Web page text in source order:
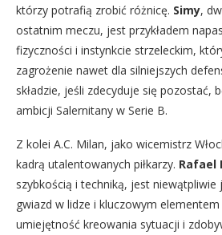
którzy potrafią zrobić różnicę. Simy,
ostatnim meczu, jest przykładem
fizyczności i instynkcie strzeleckim,
zagrożenie nawet dla silniejszych
składzie, jeśli zdecyduje się pozostać,
ambicji Salernitany w Serie B.
Z kolei A.C. Milan, jako wicemistrz
kadrą utalentowanych piłkarzy. Rafael
szybkością i techniką, jest niewątpliwie
gwiazd w lidze i kluczowym
umiejętność kreowania sytuacji i